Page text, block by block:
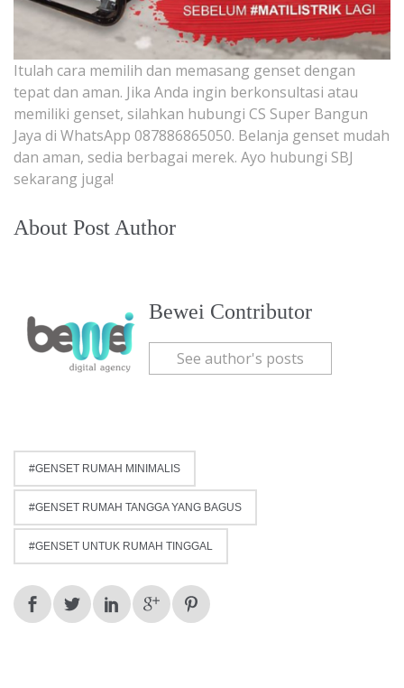
Itulah cara memilih dan memasang genset dengan
tepat dan aman. Jika Anda ingin berkonsultasi atau
memiliki genset, silahkan hubungi CS Super Bangun
Jaya di WhatsApp 087886865050. Belanja genset mudah
dan aman, sedia berbagai merek. Ayo hubungi SBJ
sekarang juga!
About Post Author
Bewei Contributor
See author's posts
GENSET RUMAH MINIMALIS
GENSET RUMAH TANGGA YANG BAGUS
GENSET UNTUK RUMAH TINGGAL